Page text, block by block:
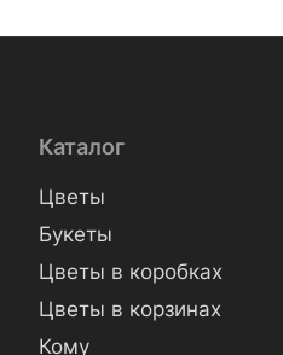
Каталог
Цветы
Букеты
Цветы в коробках
Цветы в корзинах
Кому